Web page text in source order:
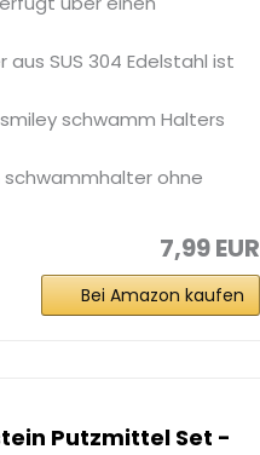
aus SUS 304 Edelstahl ist
schwamm Halters
schwammhalter ohne
7,99 EUR
Bei Amazon kaufen
Putzmittel Set -